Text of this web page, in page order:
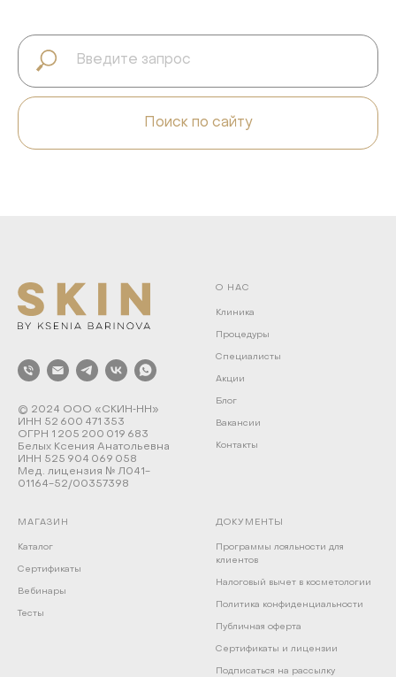
Поиск по сайту
© 2024 ООО «СКИН‑НН»
ИНН 52 600 471 353
ОГРН 1 205 200 019 683
Белых Ксения Анатольевна
ИНН 525 904 069 058
Мед. лицензия № Л041-
01164-52/00357398
О НАС
Клиника
Процедуры
Специалисты
Акции
Блог
Вакансии
Контакты
МАГАЗИН
Каталог
Сертификаты
Вебинары
Тесты
ДОКУМЕНТЫ
Программы лояльности для
клиентов
Налоговый вычет в косметологии
Политика конфиденциальности
Публичная оферта
Сертификаты и лицензии
Подписаться на рассылку